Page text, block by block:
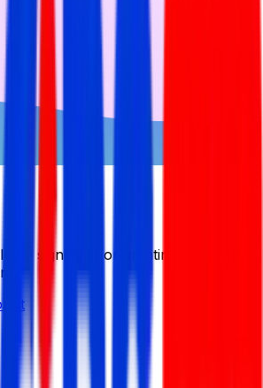
by signing in or creating your My